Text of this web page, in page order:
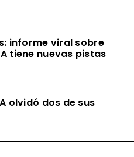
informe viral sobre
tiene nuevas pistas
olvidó dos de sus